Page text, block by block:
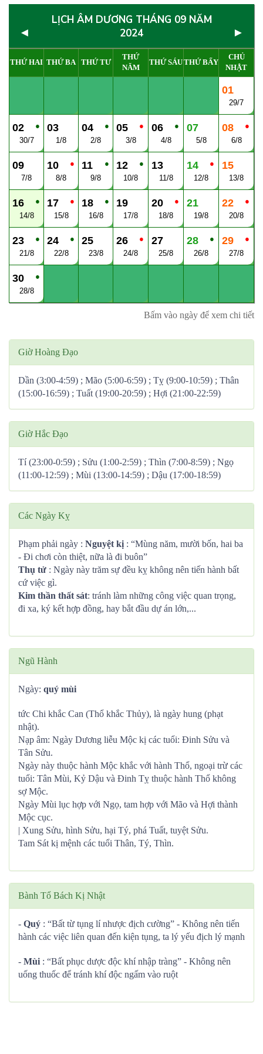
◄
LỊCH ÂM DƯƠNG THÁNG 09 NĂM
2024
►
THỨ HAI THỨ BA THỨ TƯ
THỨ
NĂM
THỨ SÁUTHỨ BẨY
CHỦ
NHẬT
01
29/7
●
02
30/7
03
1/8
●
04
2/8
●
05
3/8
●
06
4/8
07
5/8
●
08
6/8
09
7/8
●
10
8/8
●
11
9/8
●
12
10/8
13
11/8
●
14
12/8
15
13/8
●
16
14/8
●
17
15/8
●
18
16/8
19
17/8
●
20
18/8
21
19/8
●
22
20/8
●
23
21/8
●
24
22/8
25
23/8
●
26
24/8
27
25/8
●
28
26/8
●
29
27/8
●
30
28/8
Bấm vào ngày để xem chi tiết
Giờ Hoàng Đạo
Dần (3:00-4:59) ; Mão (5:00-6:59) ; Tỵ (9:00-10:59) ; Thân
(15:00-16:59) ; Tuất (19:00-20:59) ; Hợi (21:00-22:59)
Giờ Hắc Đạo
Tí (23:00-0:59) ; Sửu (1:00-2:59) ; Thìn (7:00-8:59) ; Ngọ
(11:00-12:59) ; Mùi (13:00-14:59) ; Dậu (17:00-18:59)
Các Ngày Kỵ
Phạm phải ngày : Nguyệt kị : “Mùng năm, mười bốn, hai ba
- Đi chơi còn thiệt, nữa là đi buôn”
Thụ tử : Ngày này trăm sự đều kỵ không nên tiến hành bất
cứ việc gì.
Kim thần thất sát: tránh làm những công việc quan trọng,
đi xa, ký kết hợp đồng, hay bắt đầu dự án lớn,...
Ngũ Hành
Ngày: quý mùi
tức Chi khắc Can (Thổ khắc Thủy), là ngày hung (phạt
nhật).
Nạp âm: Ngày Dương liễu Mộc kị các tuổi: Đinh Sửu và
Tân Sửu.
Ngày này thuộc hành Mộc khắc với hành Thổ, ngoại trừ các
tuổi: Tân Mùi, Kỷ Dậu và Đinh Tỵ thuộc hành Thổ không
sợ Mộc.
Ngày Mùi lục hợp với Ngọ, tam hợp với Mão và Hợi thành
Mộc cục.
| Xung Sửu, hình Sửu, hại Tý, phá Tuất, tuyệt Sửu.
Tam Sát kị mệnh các tuổi Thân, Tý, Thìn.
Bành Tổ Bách Kị Nhật
- Quý : “Bất từ tụng lí nhược địch cường” - Không nên tiến
hành các việc liên quan đến kiện tụng, ta lý yếu địch lý mạnh
- Mùi : “Bất phục dược độc khí nhập tràng” - Không nên
uống thuốc để tránh khí độc ngấm vào ruột